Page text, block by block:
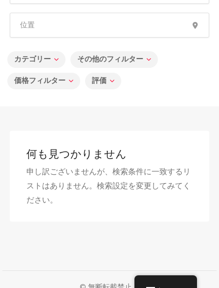
カテゴリー その他のフィルター
価格フィルター 評価
何も見つかりません
申し訳ございませんが、検索条件に一致するリ
ストはありません。検索設定を変更してみてく
ださい。